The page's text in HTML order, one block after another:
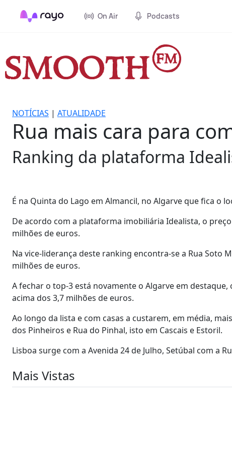
On Air Podcasts
NOTÍCIAS | ATUALIDADE
Rua mais cara para
Ranking da plataforma
É na Quinta do Lago em Almancil, no Algarve que fica o
De acordo com a plataforma imobiliária Idealista, o
milhões de euros.
Na vice-liderança deste ranking encontra-se a Rua Soto
milhões de euros.
A fechar o top-3 está novamente o Algarve em
acima dos 3,7 milhões de euros.
Ao longo da lista e com casas a custarem, em média,
dos Pinheiros e Rua do Pinhal, isto em Cascais e Estoril.
Lisboa surge com a Avenida 24 de Julho, Setúbal com a
Mais Vistas